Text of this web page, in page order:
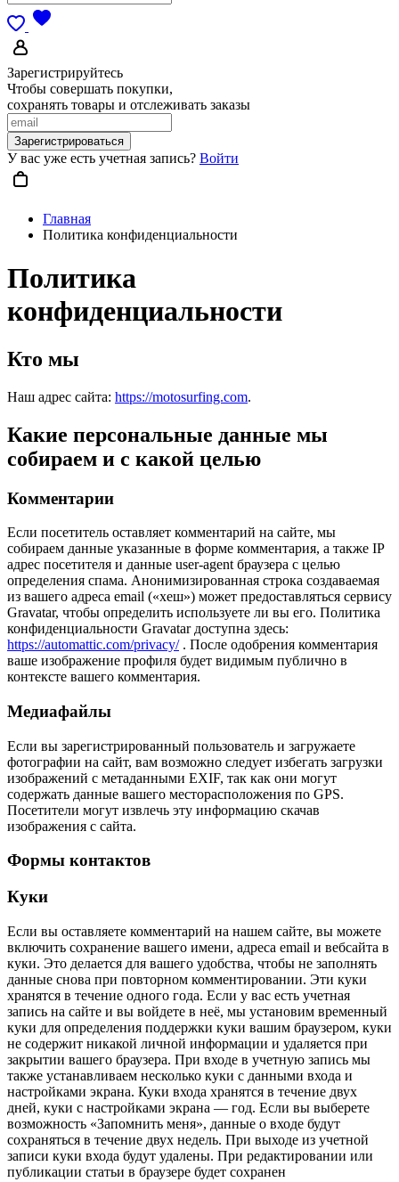
Зарегистрируйтесь
Чтобы совершать покупки,
сохранять товары и отслеживать заказы
Зарегистрироваться
У вас уже есть учетная запись? Войти
Главная
Политика конфиденциальности
Политика
конфиденциальности
Кто мы
Наш адрес сайта: https://motosurfing.com.
Какие персональные данные мы
собираем и с какой целью
Комментарии
Если посетитель оставляет комментарий на сайте, мы
собираем данные указанные в форме комментария, а также IP
адрес посетителя и данные user-agent браузера с целью
определения спама. Анонимизированная строка создаваемая
из вашего адреса email («хеш») может предоставляться сервису
Gravatar, чтобы определить используете ли вы его. Политика
конфиденциальности Gravatar доступна здесь:
https://automattic.com/privacy/. После одобрения комментария
ваше изображение профиля будет видимым публично в
контексте вашего комментария.
Медиафайлы
Если вы зарегистрированный пользователь и загружаете
фотографии на сайт, вам возможно следует избегать загрузки
изображений с метаданными EXIF, так как они могут
содержать данные вашего месторасположения по GPS.
Посетители могут извлечь эту информацию скачав
изображения с сайта.
Формы контактов
Куки
Если вы оставляете комментарий на нашем сайте, вы можете
включить сохранение вашего имени, адреса email и вебсайта в
куки. Это делается для вашего удобства, чтобы не заполнять
данные снова при повторном комментировании. Эти куки
хранятся в течение одного года. Если у вас есть учетная
запись на сайте и вы войдете в неё, мы установим временный
куки для определения поддержки куки вашим браузером, куки
не содержит никакой личной информации и удаляется при
закрытии вашего браузера. При входе в учетную запись мы
также устанавливаем несколько куки с данными входа и
настройками экрана. Куки входа хранятся в течение двух
дней, куки с настройками экрана — год. Если вы выберете
возможность «Запомнить меня», данные о входе будут
сохраняться в течение двух недель. При выходе из учетной
записи куки входа будут удалены. При редактировании или
публикации статьи в браузере будет сохранен